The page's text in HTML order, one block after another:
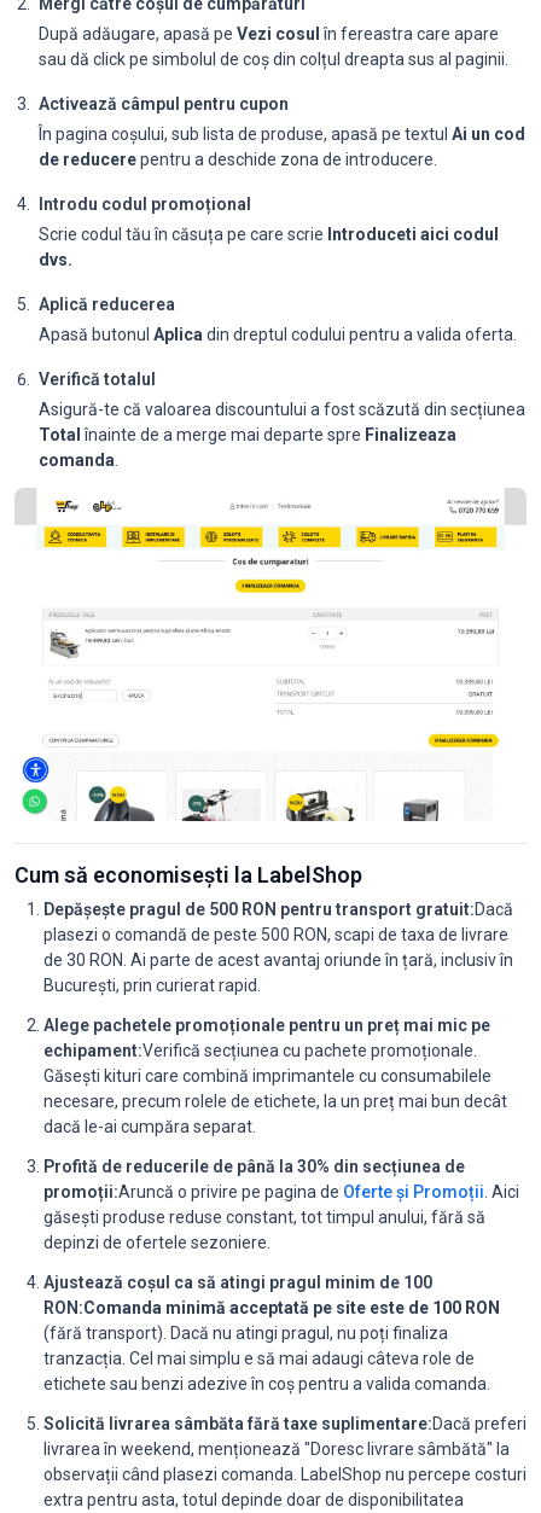
După adăugare, apasă pe Vezi cosul în fereastra care apare
sau dă click pe simbolul de coș din colțul dreapta sus al paginii.
Activează câmpul pentru cupon
În pagina coșului, sub lista de produse, apasă pe textul Ai un cod
de reducerepentru a deschide zona de introducere.
Introdu codul promoțional
Scrie codul tău în căsuța pe care scrie Introduceti aici codul
dvs.
Aplică reducerea
Apasă butonul Aplica din dreptul codului pentru a valida oferta.
Verifică totalul
Asigură-te că valoarea discountului a fost scăzută din secțiunea
Total înainte de a merge mai departe spre Finalizeaza
comanda
Cum să economisești la LabelShop
Depășește pragul de 500 RON pentru transport gratuit:Dacă
plasezi o comandă de peste 500 RON, scapi de taxa de livrare
de 30 RON. Ai parte de acest avantaj oriunde în țară, inclusiv în
București, prin curierat rapid.
Alege pachetele promoționale pentru un preț mai mic pe
echipament:Verifică secțiunea cu pachete promoționale.
Găsești kituri care combină imprimantele cu consumabilele
necesare, precum rolele de etichete, la un preț mai bun decât
dacă le-ai cumpăra separat.
Profită de reducerile de până la 30% din secțiunea de
promoții:Aruncă o privire pe pagina de Oferte și Promoții . Aici
găsești produse reduse constant, tot timpul anului, fără să
depinzi de ofertele sezoniere.
Ajustează coșul ca să atingi pragul minim de 100
RON:Comanda minimă acceptată pe site este de 100 RON
(fără transport). Dacă nu atingi pragul, nu poți finaliza
tranzacția. Cel mai simplu e să mai adaugi câteva role de
etichete sau benzi adezive în coș pentru a valida comanda.
Solicită livrarea sâmbăta fără taxe suplimentare:Dacă preferi
livrarea în weekend, menționează "Doresc livrare sâmbătă" la
observații când plasezi comanda. LabelShop nu percepe costuri
extra pentru asta, totul depinde doar de disponibilitatea